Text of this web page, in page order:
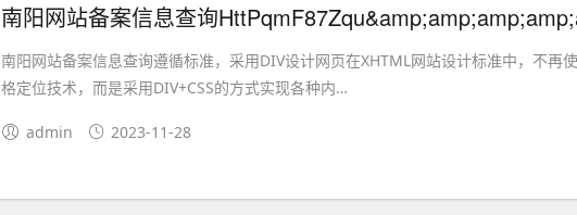
南阳网站备案信息查询遵循标准，采用DIV设计网页在XHTML网站设计标准中，不再
格定位技术，而是采用DIV+CSS的方式实现各种内…
admin 2023-11-28